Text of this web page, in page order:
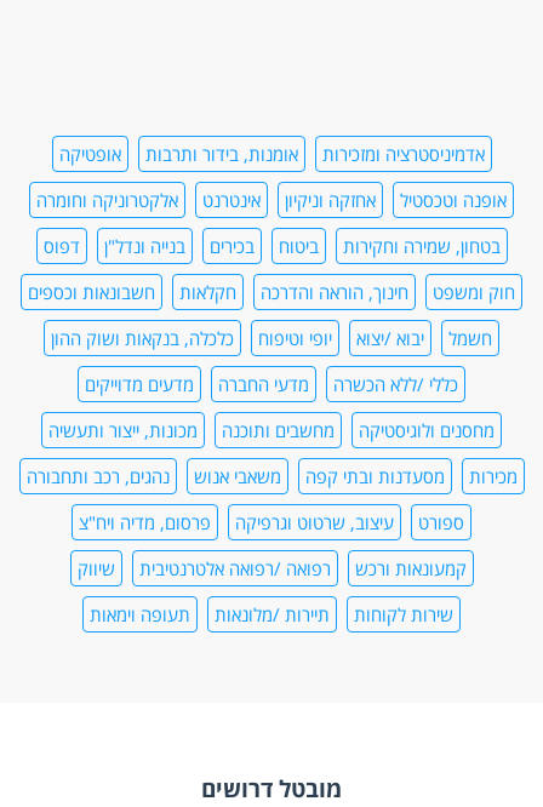
אדמיניסטרציה ומזכירות אומנות, בידור ותרבות
אופטיקה
אופנה וטכסטיל
אחזקה וניקיון אינטרנט
אלקטרוניקה וחומרה
בטחון, שמירה וחקירות
ביטוח בכירים בנייה ונדל"ן
דפוס
חוק ומשפט
חינוך, הוראה והדרכה חקלאות
חשבונאות וכספים
חשמל
יבוא /יצוא יופי וטיפוח
כלכלה, בנקאות ושוק ההון
כללי /ללא הכשרה
מדעי החברה
מדעים מדוייקים
מחסנים ולוגיסטיקה
מחשבים ותוכנה
מכונות, ייצור ותעשיה
מכירות
מסעדנות ובתי קפה משאבי אנוש
נהגים, רכב ותחבורה
ספורט
עיצוב, שרטוט וגרפיקה
פרסום, מדיה ויח"צ
קמעונאות ורכש
רפואה /רפואה אלטרנטיבית
שיווק
שירות לקוחות
תיירות /מלונאות תעופה וימאות
מובטל דרושים